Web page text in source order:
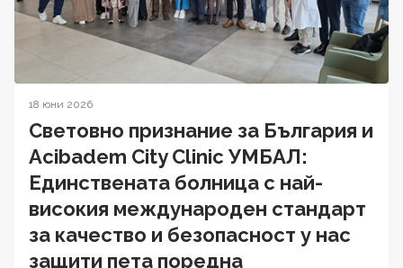
18 юни 2026
Световно признание за България и
Acibadem City Clinic УМБАЛ:
Единствената болница с най-
високия международен стандарт
за качество и безопасност у нас
защити пета поредна